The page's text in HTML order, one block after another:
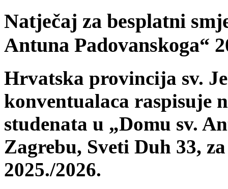
Natječaj za besplatni
Antuna Padovanskoga“
Hrvatska provincija sv.
konventualaca raspisuje
studenata u „Domu sv.
Zagrebu, Sveti Duh 33,
2025./2026.